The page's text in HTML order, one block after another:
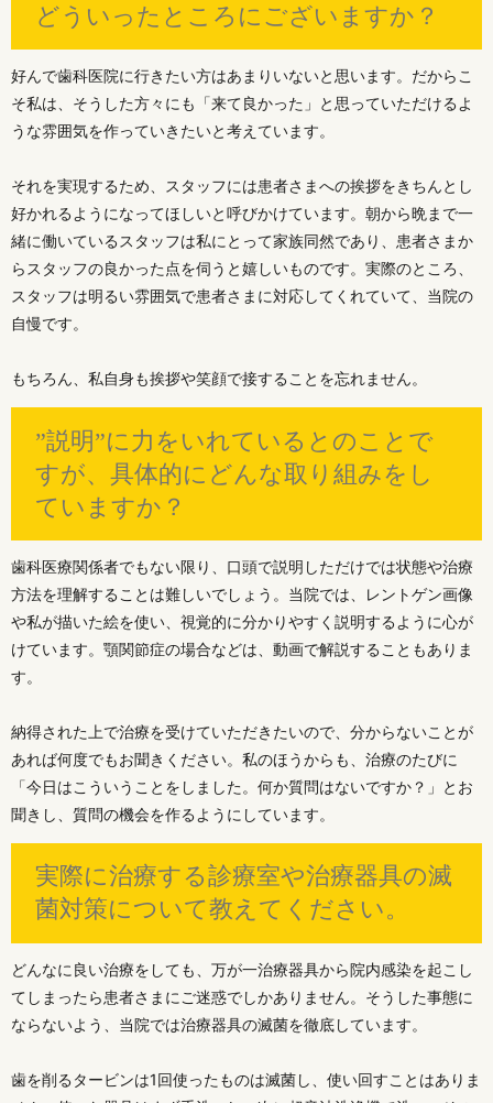
どういったところにございますか？
好んで歯科医院に行きたい方はあまりいないと思います。だからこ
そ私は、そうした方々にも「来て良かった」と思っていただけるよ
うな雰囲気を作っていきたいと考えています。
それを実現するため、スタッフには患者さまへの挨拶をきちんとし
好かれるようになってほしいと呼びかけています。朝から晩まで一
緒に働いているスタッフは私にとって家族同然であり、患者さまか
らスタッフの良かった点を伺うと嬉しいものです。実際のところ、
スタッフは明るい雰囲気で患者さまに対応してくれていて、当院の
自慢です。
もちろん、私自身も挨拶や笑顔で接することを忘れません。
”説明”に力をいれているとのことで
すが、具体的にどんな取り組みをし
ていますか？
歯科医療関係者でもない限り、口頭で説明しただけでは状態や治療
方法を理解することは難しいでしょう。当院では、レントゲン画像
や私が描いた絵を使い、視覚的に分かりやすく説明するように心が
けています。顎関節症の場合などは、動画で解説することもありま
す。
納得された上で治療を受けていただきたいので、分からないことが
あれば何度でもお聞きください。私のほうからも、治療のたびに
「今日はこういうことをしました。何か質問はないですか？」とお
聞きし、質問の機会を作るようにしています。
実際に治療する診療室や治療器具の滅
菌対策について教えてください。
どんなに良い治療をしても、万が一治療器具から院内感染を起こし
てしまったら患者さまにご迷惑でしかありません。そうした事態に
ならないよう、当院では治療器具の滅菌を徹底しています。
歯を削るタービンは1回使ったものは滅菌し、使い回すことはありま